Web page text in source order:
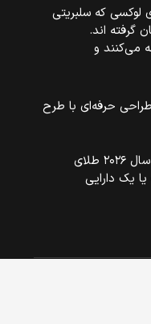
لوکسی که سلبریتی
گرفته اند.
می‌کنند و
حرفه‌ای با طرح
بیت کوین در سال ۲۰۲۶ طلای
یک دارایی